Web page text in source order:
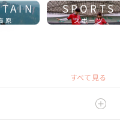
原
SPORTS
スポーツ
すべて見る